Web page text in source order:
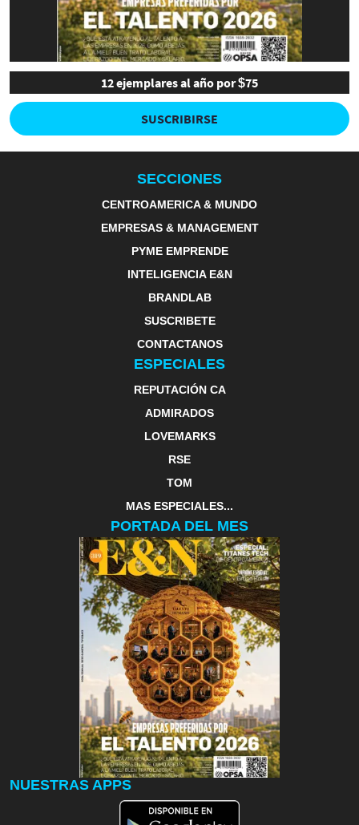
12 ejemplares al año por $75
SUSCRIBIRSE
SECCIONES
CENTROAMERICA & MUNDO
EMPRESAS & MANAGEMENT
PYME EMPRENDE
INTELIGENCIA E&N
BRANDLAB
SUSCRIBETE
CONTACTANOS
ESPECIALES
REPUTACIÓN CA
ADMIRADOS
LOVEMARKS
RSE
TOM
MAS ESPECIALES...
PORTADA DEL MES
NUESTRAS APPS